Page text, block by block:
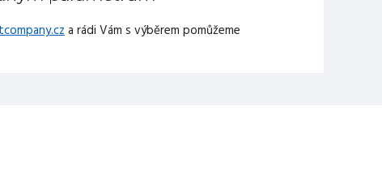
a rádi Vám s výběrem pomůžeme